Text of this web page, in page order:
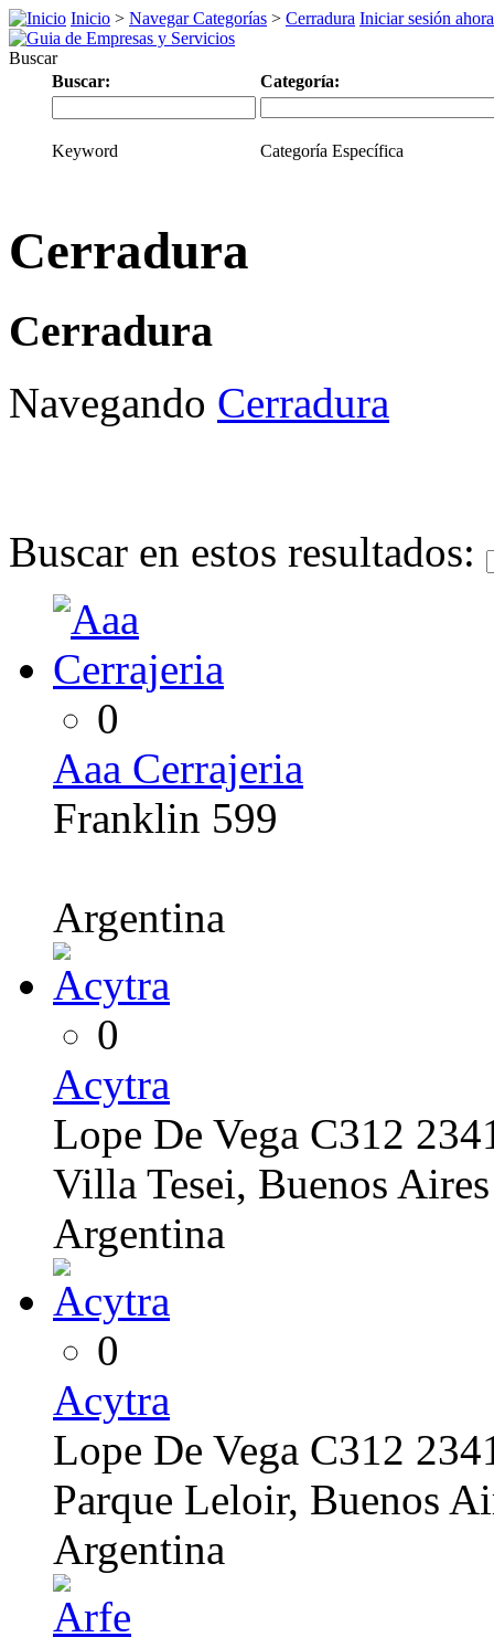
Inicio > Navegar Categorías > Cerradura Iniciar sesión ahora
Buscar
Buscar:
Categoría:
Keyword Categoría Específica
Cerradura
Cerradura
Navegando Cerradura
Buscar en estos resultados:
0
Aaa Cerrajeria
Franklin 599
Argentina
0
Acytra
Lope De Vega C312
Villa Tesei, Buenos Aires
Argentina
0
Acytra
Lope De Vega C312
Parque Leloir, Buenos
Argentina